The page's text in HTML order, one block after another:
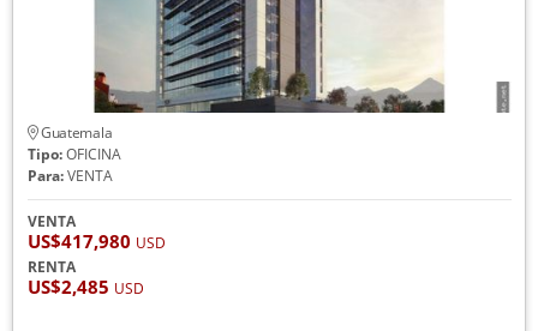
Guatemala
Tipo:OFICINA
Para:VENTA
VENTA
US$417,980 USD
RENTA
US$2,485 USD